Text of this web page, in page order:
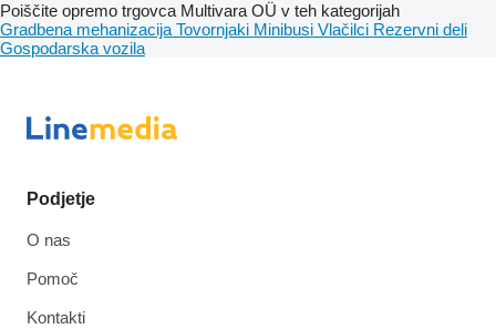
Poiščite opremo trgovca Multivara OÜ v teh kategorijah
Gradbena mehanizacija Tovornjaki Minibusi Vlačilci Rezervni deli
Gospodarska vozila
Podjetje
O nas
Pomoč
Kontakti